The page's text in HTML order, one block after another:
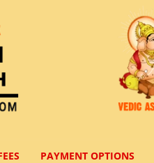
PAYMENT OPTIONS